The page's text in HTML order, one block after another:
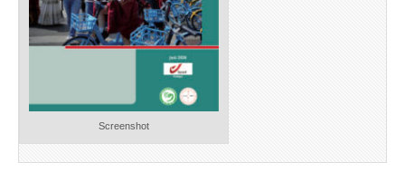
Screenshot